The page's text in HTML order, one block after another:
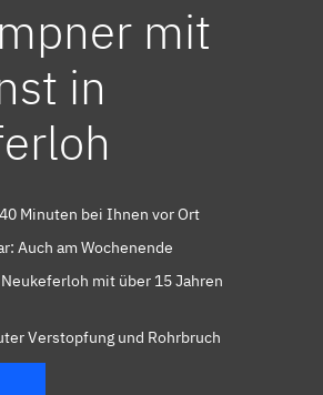
mit
in
Minuten bei Ihnen vor Ort
Auch am Wochenende
mit über 15 Jahren
Verstopfung und Rohrbruch